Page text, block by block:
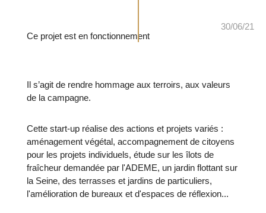
30/06/21
Ce projet est en fonctionnement
Il s’agit de rendre hommage aux terroirs, aux valeurs
de la campagne.
Cette start-up réalise des actions et projets variés :
aménagement végétal, accompagnement de citoyens
pour les projets individuels, étude sur les îlots de
fraîcheur demandée par l'ADEME, un jardin flottant sur
la Seine, des terrasses et jardins de particuliers,
l'amélioration de bureaux et d'espaces de réflexion...